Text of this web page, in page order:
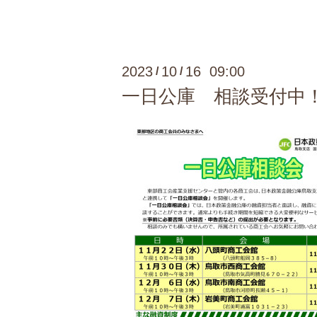
2023 / 10 / 16 09:00
一日公庫 相談受付中